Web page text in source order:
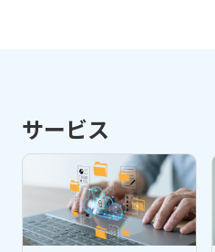
サービス